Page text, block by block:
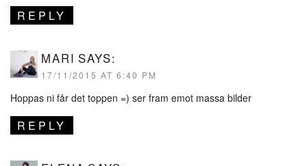
REPLY
MARI SAYS:
17/11/2015 AT 6:40 PM
Hoppas ni får det toppen =) ser fram emot massa bilder
REPLY